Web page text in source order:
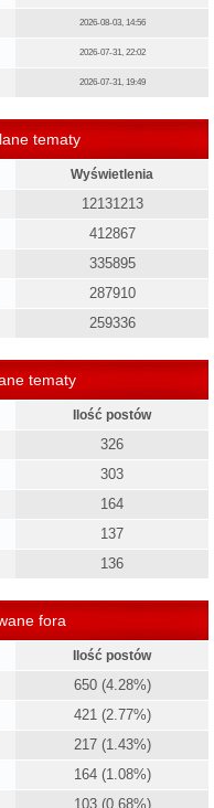
2026-08-03, 14:56
2026-07-31, 22:02
2026-07-31, 19:49
tematy
Wyświetlenia
12131213
412867
335895
287910
259336
tematy
Ilość postów
326
303
164
137
136
fora
Ilość postów
650 (4.28%)
421 (2.77%)
217 (1.43%)
164 (1.08%)
103 (0.68%)